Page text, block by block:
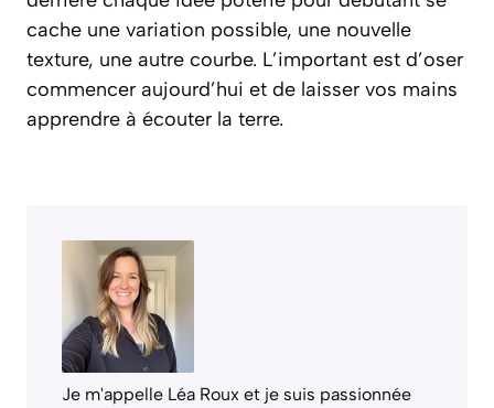
cache une variation possible, une nouvelle
texture, une autre courbe. L’important est d’oser
commencer aujourd’hui et de laisser vos mains
apprendre à écouter la terre.
Je m'appelle Léa Roux et je suis passionnée